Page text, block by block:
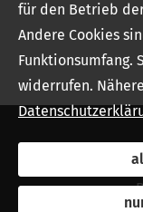
für den Betrieb
Andere Cookies
Funktionsumfang.
widerrufen.